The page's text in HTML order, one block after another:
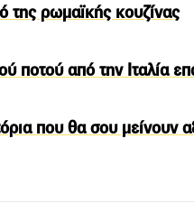
της ρωμαϊκής κουζίνας
ποτού από την Ιταλία
που θα σου μείνουν